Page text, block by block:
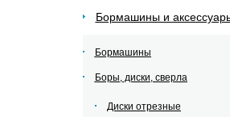
Бормашины и
Бормашины
Боры, диски, сверла
Диски отрезные